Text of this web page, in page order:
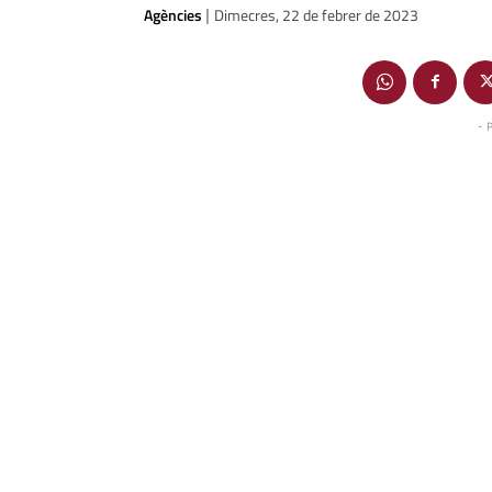
Agències | Dimecres, 22 de febrer de 2023
-